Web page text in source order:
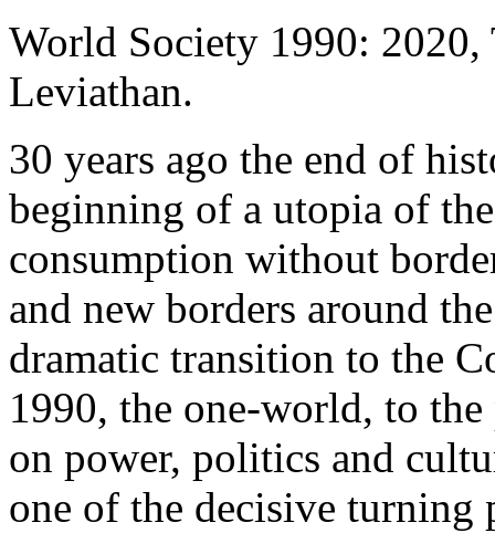
World Society 1990: 2020,
Leviathan.
30 years ago the end of
beginning of a utopia of
consumption without
and new borders around
dramatic transition to the
1990, the one-world, to the
on power, politics and
one of the decisive turning